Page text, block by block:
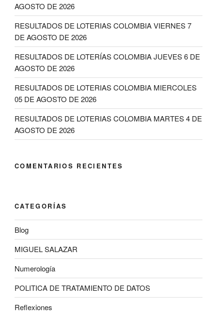
AGOSTO DE 2026
RESULTADOS DE LOTERIAS COLOMBIA VIERNES 7
DE AGOSTO DE 2026
RESULTADOS DE LOTERÍAS COLOMBIA JUEVES 6 DE
AGOSTO DE 2026
RESULTADOS DE LOTERIAS COLOMBIA MIERCOLES
05 DE AGOSTO DE 2026
RESULTADOS DE LOTERIAS COLOMBIA MARTES 4 DE
AGOSTO DE 2026
COMENTARIOS RECIENTES
CATEGORÍAS
Blog
MIGUEL SALAZAR
Numerología
POLITICA DE TRATAMIENTO DE DATOS
Reflexiones